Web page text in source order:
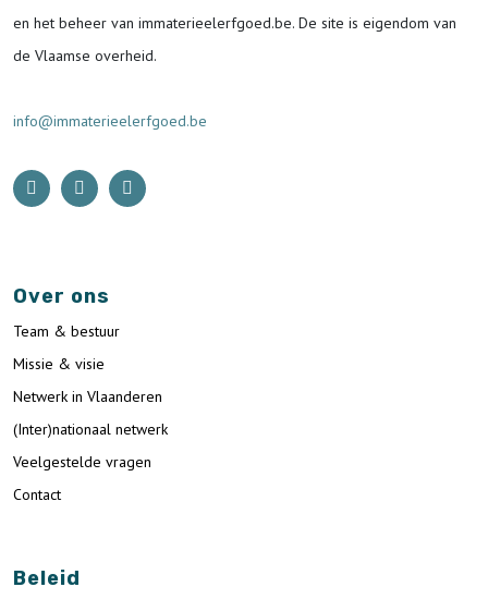
en het beheer van immaterieelerfgoed.be. De site is eigendom van
de Vlaamse overheid.
info@immaterieelerfgoed.be
Over ons
Team & bestuur
Missie & visie
Netwerk in Vlaanderen
(Inter)nationaal netwerk
Veelgestelde vragen
Contact
Beleid